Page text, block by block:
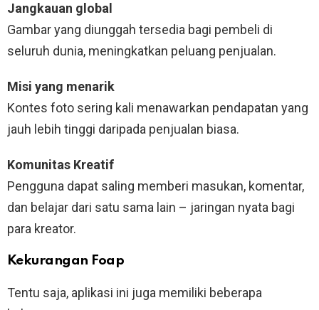
Jangkauan global
Gambar yang diunggah tersedia bagi pembeli di
seluruh dunia, meningkatkan peluang penjualan.
Misi yang menarik
Kontes foto sering kali menawarkan pendapatan yang
jauh lebih tinggi daripada penjualan biasa.
Komunitas Kreatif
Pengguna dapat saling memberi masukan, komentar,
dan belajar dari satu sama lain – jaringan nyata bagi
para kreator.
Kekurangan Foap
Tentu saja, aplikasi ini juga memiliki beberapa